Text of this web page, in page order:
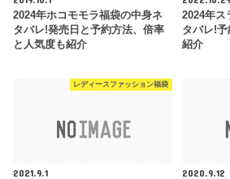
2024年ホコモモラ福袋の中身ネ
タバレ!発売日と予約方法、倍率
と人気度も紹介
2024年ス
タバレ!
紹介
レディースファッション福袋
2021.9.1
2020.9.12